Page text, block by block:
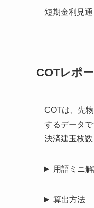
短期金利見
COTレポ
COTは、先
するデータ
決済建玉枚
用語ミニ
算出方法